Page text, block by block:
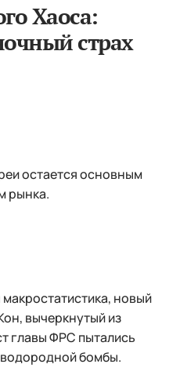
Хаоса:
страх
остается основным
рынка.
новый
вычеркнутый из
главы ФРС пытались
водородной бомбы.